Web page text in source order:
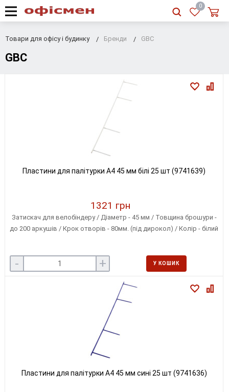
RU
0
Товари для офісу і будинку Бренди GBC
GBC
Пластини для палітурки A4 45 мм білі 25 шт (9741639)
1321 грн
Затискач для велобіндеру / Діаметр - 45 мм / Товщина брошури -
до 200 аркушів / Крок отворів - 80мм. (під дирокол) / Колір - білий
- + У КОШИК
Пластини для палітурки A4 45 мм сині 25 шт (9741636)